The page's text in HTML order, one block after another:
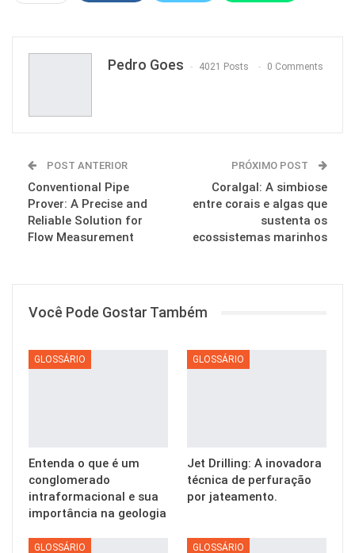
Pedro Goes 4021 Posts 0 Comments
POST ANTERIOR
Conventional Pipe
Prover: A Precise and
Reliable Solution for
Flow Measurement
PRÓXIMO POST
Coralgal: A simbiose
entre corais e algas que
sustenta os
ecossistemas marinhos
Você Pode Gostar Também
GLOSSÁRIO
Entenda o que é um
conglomerado
intraformacional e sua
importância na geologia
GLOSSÁRIO
Jet Drilling: A inovadora
técnica de perfuração
por jateamento.
GLOSSÁRIO GLOSSÁRIO